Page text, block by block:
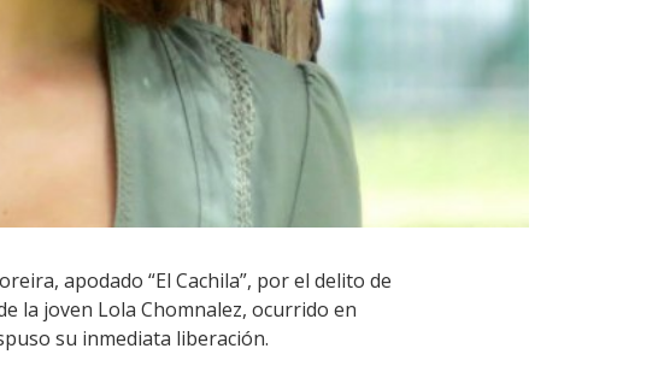
apodado “El Cachila”, por el delito de
la joven Lola Chomnalez, ocurrido en
su inmediata liberación.